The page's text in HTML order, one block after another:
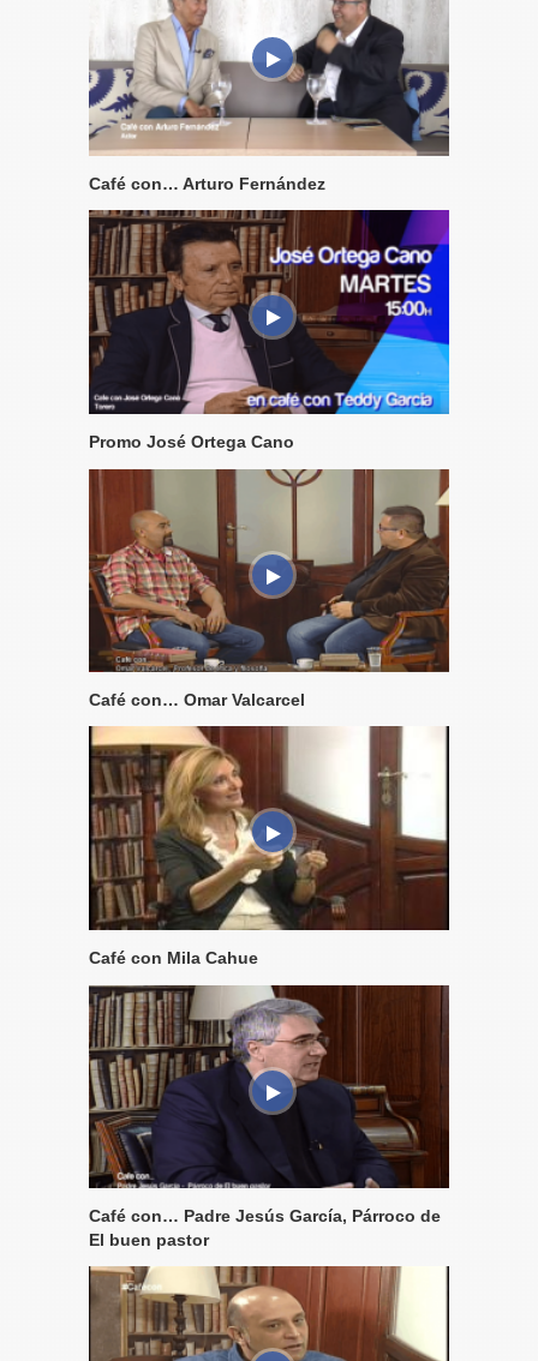
Café con… Arturo Fernández
Promo José Ortega Cano
Café con… Omar Valcarcel
Café con Mila Cahue
Café con… Padre Jesús García, Párroco de
El buen pastor